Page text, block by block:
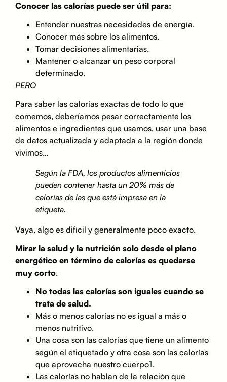
Conocer las calorías puede ser útil para:
Entender nuestras necesidades de energía.
Conocer más sobre los alimentos.
Tomar decisiones alimentarias.
Mantener o alcanzar un peso corporal
determinado.
PERO
Para saber las calorías exactas de todo lo que
comemos, deberíamos pesar correctamente los
alimentos e ingredientes que usamos, usar una base
de datos actualizada y adaptada a la región donde
vivimos…
Según la FDA, los productos alimenticios
pueden contener hasta un 20% más de
calorías de las que está impresa en la
etiqueta.
Vaya, algo es difícil y generalmente poco exacto.
Mirar la salud y la nutrición solo desde el plano
energético en término de calorías es quedarse
muy corto.
No todas las calorías son iguales cuando se
trata de salud.
Más o menos calorías no es igual a más o
menos nutritivo.
Una cosa son las calorías que tiene un alimento
según el etiquetado y otra cosa son las calorías
que aprovecha nuestro cuerpo1.
Las calorías no hablan de la relación que